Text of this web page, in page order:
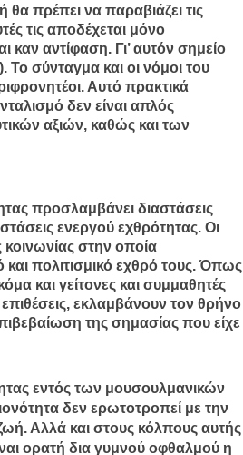
πρέπει να παραβιάζει τις
τις αποδέχεται μόνο
καν αντίφαση. Γι’ αυτόν σημείο
Το σύνταγμα και οι νόμοι του
Αυτό πρακτικά
δεν είναι απλός
αξιών, καθώς και των
προσλαμβάνει διαστάσεις
ενεργού εχθρότητας. Οι
κοινωνίας στην οποία
πολιτισμικό εχθρό τους. Όπως
και γείτονες και συμμαθητές
εκλαμβάνουν τον θρήνο
της σημασίας που είχε
εντός των μουσουλμανικών
δεν ερωτοτροπεί με την
Αλλά και στους κόλπους αυτής
ορατή δια γυμνού οφθαλμού η